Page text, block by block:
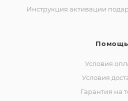
Инструкция активации
Помощь
Условия
Условия
Гарантия на